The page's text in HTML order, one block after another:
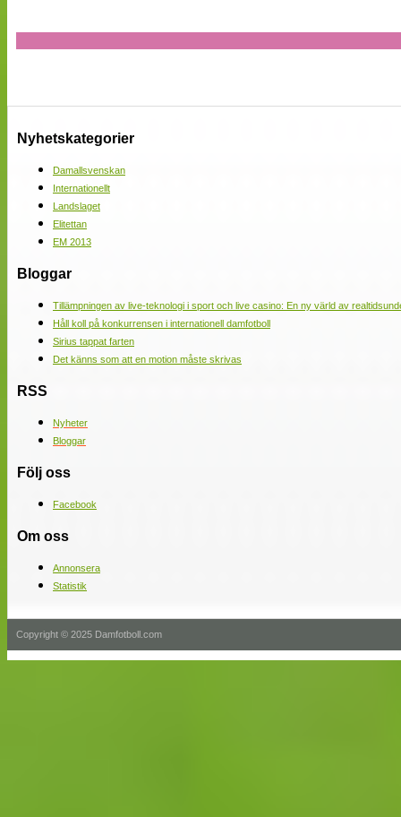
Nyhetskategorier
Damallsvenskan
Internationellt
Landslaget
Elitettan
EM 2013
Bloggar
Tillämpningen av live-teknologi i sport och live casino: En ny värld av
Håll koll på konkurrensen i internationell damfotboll
Sirius tappat farten
Det känns som att en motion måste skrivas
RSS
Nyheter
Bloggar
Följ oss
Facebook
Om oss
Annonsera
Statistik
Copyright © 2025 Damfotboll.com